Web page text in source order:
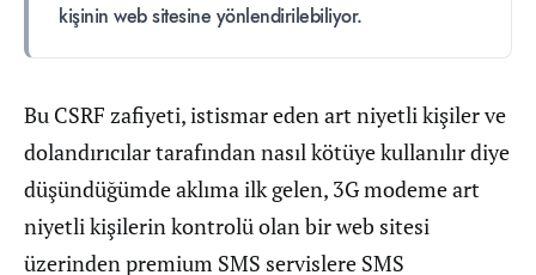
kişinin web sitesine yönlendirilebiliyor.
Bu CSRF zafiyeti, istismar eden art niyetli kişiler ve
dolandırıcılar tarafından nasıl kötüye kullanılır diye
düşündüğümde aklıma ilk gelen, 3G modeme art
niyetli kişilerin kontrolü olan bir web sitesi
üzerinden premium SMS servislere SMS